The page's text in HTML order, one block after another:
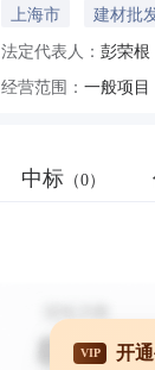
上海市 建材批
法定代表人： 彭荣根
经营范围：
中标 （0）
VIP 开